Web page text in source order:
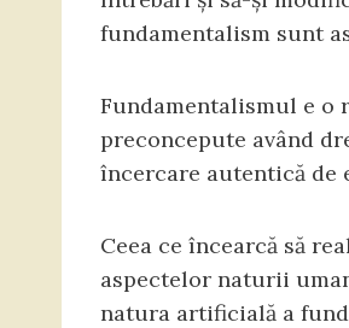
fundamentalism sunt
Fundamentalismul e o
preconcepute având
încercare autentică
Ceea ce încearcă să
aspectelor naturii
natura artificială a